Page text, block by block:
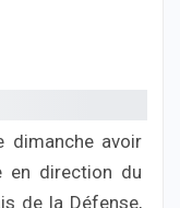
dimanche avoir
en direction du
de la Défense,